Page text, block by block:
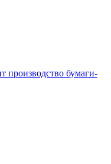
производство бумаги-